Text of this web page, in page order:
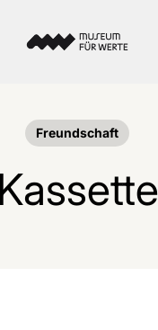
Freundschaft
Kassette